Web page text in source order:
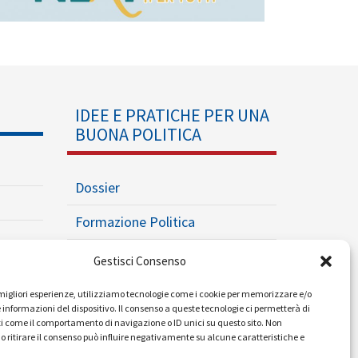
Gestisci Consenso
esperienze, utilizziamo tecnologie come i cookie per memorizzare e/o
del dispositivo. Il consenso a queste tecnologie ci permetterà di
come il comportamento di navigazione o ID unici su questo sito. Non
ritirare il consenso può influire negativamente su alcune caratteristiche e
IDEE E PRATICHE PER UNA
BUONA POLITICA
Dossier
Formazione Politica
Eventi
Ricerche e Analisi